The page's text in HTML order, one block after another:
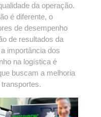
da operação.
é diferente, o
de desempenho
de resultados da
importância dos
na logística é
buscam a melhoria